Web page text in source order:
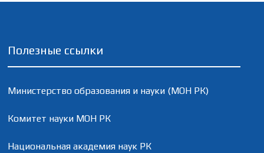
Полезные ссылки
Министерство образования и науки (МОН РК)
Комитет науки МОН РК
Национальная академия наук РК